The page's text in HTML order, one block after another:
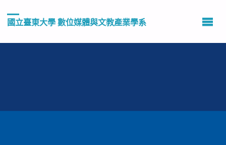
國立臺東大學 數位媒體與文教產業學系